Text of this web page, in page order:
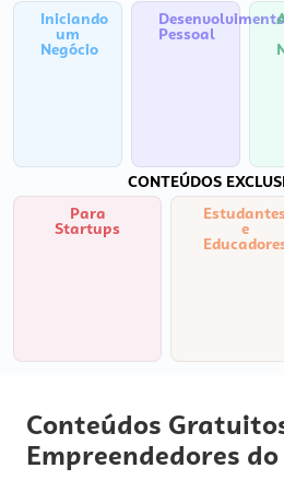
Iniciando
um
Negócio
Desenvolvimento
Pessoal
CONTEÚDOS
Para
Startups
Estudantes
e
Conteúdos
Empreendedores